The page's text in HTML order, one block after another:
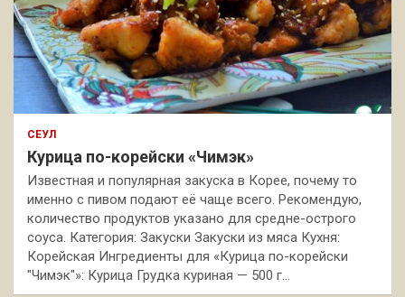
СЕУЛ
Курица по-корейски «Чимэк»
Известная и популярная закуска в Корее, почему то
именно с пивом подают её чаще всего. Рекомендую,
количество продуктов указано для средне-острого
соуса. Категория: Закуски Закуски из мяса Кухня:
Корейская Ингредиенты для «Курица по-корейски
"Чимэк"»: Курица Грудка куриная — 500 г…